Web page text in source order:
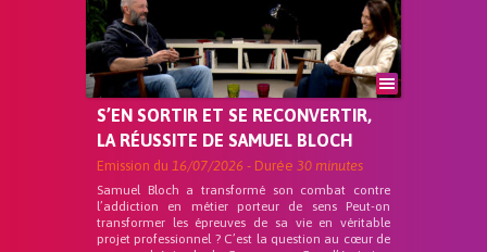
S’EN SORTIR ET SE RECONVERTIR,
LA RÉUSSITE DE SAMUEL BLOCH
Emission du 16/07/2026 - Durée 30 minutes
Samuel Bloch a transformé son combat contre
l’addiction en métier porteur de sens Peut-on
transformer les épreuves de sa vie en véritable
projet professionnel ? C’est la question au cœur de